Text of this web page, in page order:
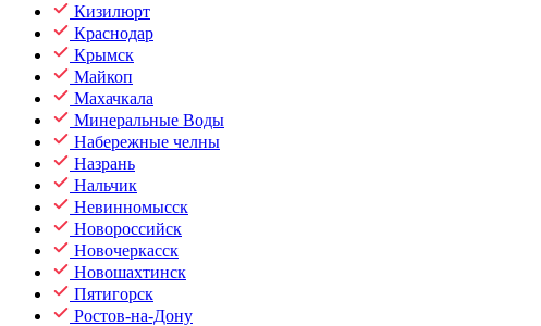
Кизилюрт
Краснодар
Крымск
Майкоп
Махачкала
Минеральные Воды
Набережные челны
Назрань
Нальчик
Невинномысск
Новороссийск
Новочеркасск
Новошахтинск
Пятигорск
Ростов-на-Дону